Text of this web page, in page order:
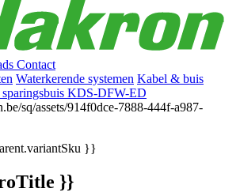
Contact
Waterkerende systemen Kabel & buis
KDS-DFW-ED
}}
}}